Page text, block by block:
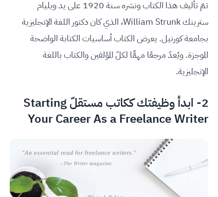
تمّ تأليف هذا الكتاب ونشره سنة 1920 على يد ويليام
سترينك William Strunk، الذي كان دكتور اللغة الإنجليزية
بجامعة كورنيل. يعرض الكتاب أساسيات الكتابة الواضحة
الموجزة. ويُعدّ مرجعًا مهمًّا لكلّ المؤلفين والكتاب باللغة
الإنجليزية.
2- ابدأ وظيفتك ككاتب مستقلّ Starting
Your Career As a Freelance Writer